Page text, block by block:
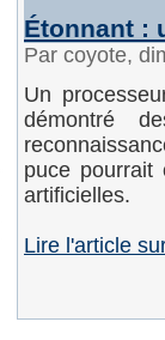
Étonnant :
Par coyote,
Un
démontré
puce pourrait
artificielles.
Lire l'article